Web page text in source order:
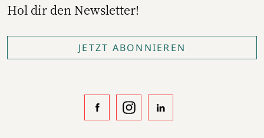
Hol dir den Newsletter!
JETZT ABONNIEREN